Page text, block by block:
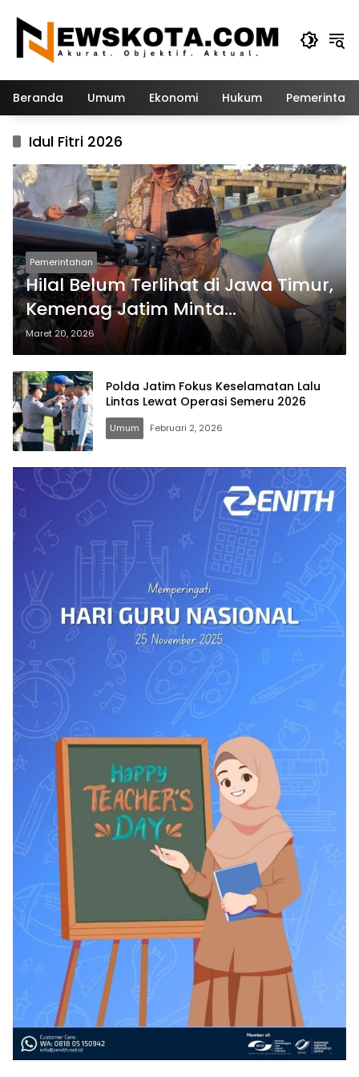
konten
Beranda Umum Ekonomi Hukum
Idul Fitri 2026
Pemerintahan
Hilal Belum Terlihat di Jawa Timur,
Kemenag Jatim Minta
Masyarakat Tunggu Hasil Sidang
Isbat
Maret 20, 2026
Polda Jatim Fokus Keselamatan Lalu
Lintas Lewat Operasi Semeru 2026
Umum Februari 2, 2026